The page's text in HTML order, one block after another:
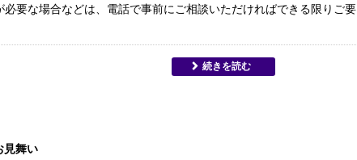
要な場合などは、電話で事前にご相談いただければできる限りご要
続きを読む
見舞い